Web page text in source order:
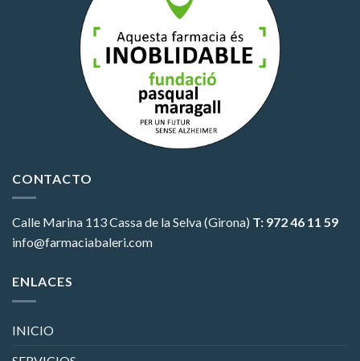
CONTACTO
Calle Marina 113Cassa de la Selva (Girona) T: 972 46 11 59
info@farmaciabaleri.com
ENLACES
INICIO